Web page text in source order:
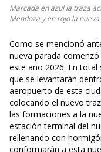
Marcada en azul la traza
Mendoza y en rojo la
Como se mencionó
nueva parada
este año 2026. En total
que se levantarán
aeropuerto de esta
colocando el nuevo
las formaciones a la
estación terminal del
rellenando con
conformarán a esta